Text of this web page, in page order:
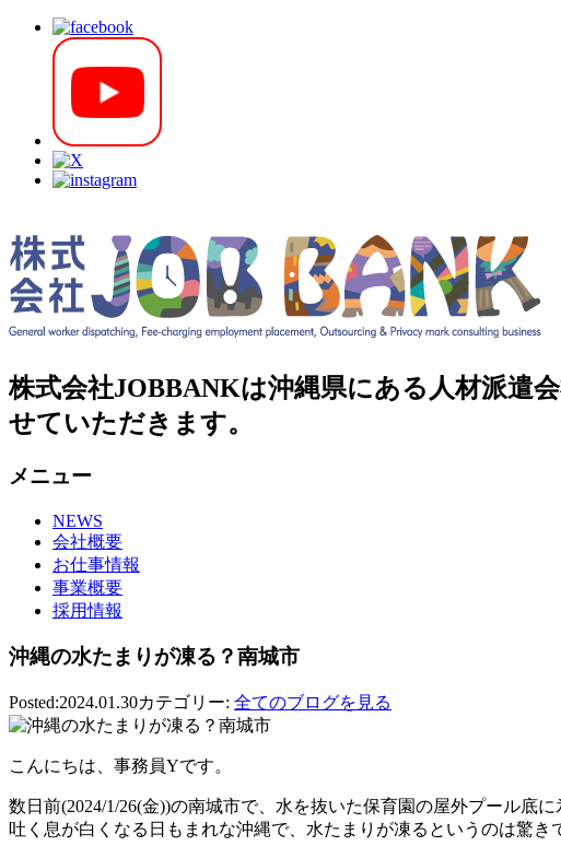
株式会社JOBBANKは沖縄県にある人材派遣
せていただきます。
メニュー
NEWS
会社概要
お仕事情報
事業概要
採用情報
沖縄の水たまりが凍る？南城市
Posted:2024.01.30カテゴリー: 全てのブログを見る
こんにちは、事務員Yです。
数日前(2024/1/26(金))の南城市で、水を抜いた保育園の屋外プール底
吐く息が白くなる日もまれな沖縄で、水たまりが凍るというのは驚き